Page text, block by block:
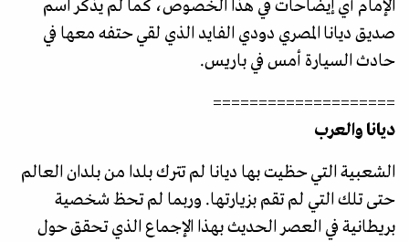
الإمام أي إيضاحات في هذا الخصوص، كما لم يذكر اسم
صديق ديانا المصري دودي الفايد الذي لقي حتفه معها في
حادث السيارة أمس في باريس.
====================
ديانا والعرب
الشعبية التي حظيت بها ديانا لم تترك بلدا من بلدان العالم
حتى تلك التي لم تقم بزيارتها. وربما لم تحظ شخصية
بريطانية في العصر الحديث بهذا الإجماع الذي تحقق حول